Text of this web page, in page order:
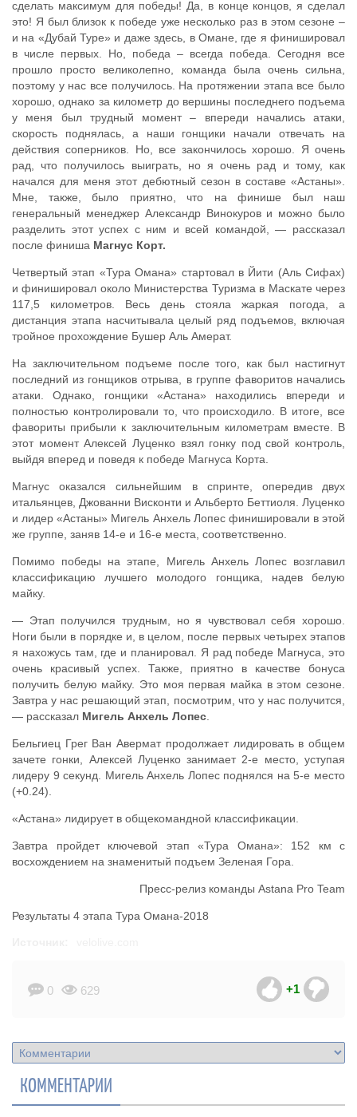
сделать максимум для победы! Да, в конце концов, я сделал
это! Я был близок к победе уже несколько раз в этом сезоне –
и на «Дубай Туре» и даже здесь, в Омане, где я финишировал
в числе первых. Но, победа – всегда победа. Сегодня все
прошло просто великолепно, команда была очень сильна,
поэтому у нас все получилось. На протяжении этапа все было
хорошо, однако за километр до вершины последнего подъема
у меня был трудный момент – впереди начались атаки,
скорость поднялась, а наши гонщики начали отвечать на
действия соперников. Но, все закончилось хорошо. Я очень
рад, что получилось выиграть, но я очень рад и тому, как
начался для меня этот дебютный сезон в составе «Астаны».
Мне, также, было приятно, что на финише был наш
генеральный менеджер Александр Винокуров и можно было
разделить этот успех с ним и всей командой, — рассказал
после финиша Магнус Корт.
Четвертый этап «Тура Омана» стартовал в Йити (Аль Сифах)
и финишировал около Министерства Туризма в Маскате через
117,5 километров. Весь день стояла жаркая погода, а
дистанция этапа насчитывала целый ряд подъемов, включая
тройное прохождение Бушер Аль Амерат.
На заключительном подъеме после того, как был настигнут
последний из гонщиков отрыва, в группе фаворитов начались
атаки. Однако, гонщики «Астана» находились впереди и
полностью контролировали то, что происходило. В итоге, все
фавориты прибыли к заключительным километрам вместе. В
этот момент Алексей Луценко взял гонку под свой контроль,
выйдя вперед и поведя к победе Магнуса Корта.
Магнус оказался сильнейшим в спринте, опередив двух
итальянцев, Джованни Висконти и Альберто Беттиоля. Луценко
и лидер «Астаны» Мигель Анхель Лопес финишировали в этой
же группе, заняв 14-е и 16-е места, соответственно.
Помимо победы на этапе, Мигель Анхель Лопес возглавил
классификацию лучшего молодого гонщика, надев белую
майку.
— Этап получился трудным, но я чувствовал себя хорошо.
Ноги были в порядке и, в целом, после первых четырех этапов
я нахожусь там, где и планировал. Я рад победе Магнуса, это
очень красивый успех. Также, приятно в качестве бонуса
получить белую майку. Это моя первая майка в этом сезоне.
Завтра у нас решающий этап, посмотрим, что у нас получится,
— рассказал Мигель Анхель Лопес
Бельгиец Грег Ван Авермат продолжает лидировать в общем
зачете гонки, Алексей Луценко занимает 2-е место, уступая
лидеру 9 секунд. Мигель Анхель Лопес поднялся на 5-е место
(+0.24).
«Астана» лидирует в общекомандной классификации.
Завтра пройдет ключевой этап «Тура Омана»: 152 км с
восхождением на знаменитый подъем Зеленая Гора.
Пресс-релиз команды Astana Pro Team
Результаты 4 этапа Тура Омана-2018
0 629 +1
КОММЕНТАРИИ